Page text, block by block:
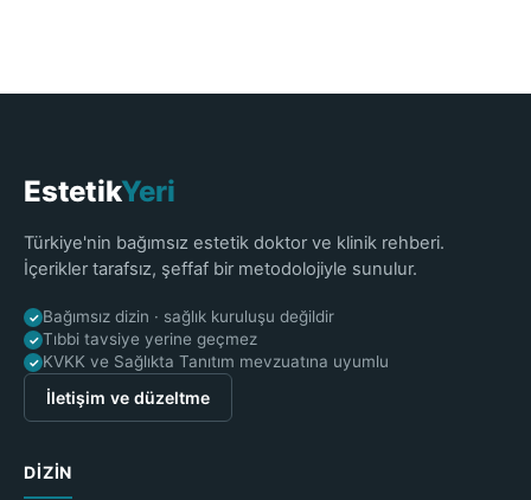
EstetikYeri
Türkiye'nin bağımsız estetik doktor ve klinik rehberi.
İçerikler tarafsız, şeffaf bir metodolojiyle sunulur.
✓ Bağımsız dizin · sağlık kuruluşu değildir
✓ Tıbbi tavsiye yerine geçmez
✓ KVKK ve Sağlıkta Tanıtım mevzuatına uyumlu
İletişim ve düzeltme
DIZIN